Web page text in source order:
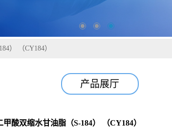
） （CY184）
产品展厅
甲酸双缩水甘油脂（S-184） （CY184）